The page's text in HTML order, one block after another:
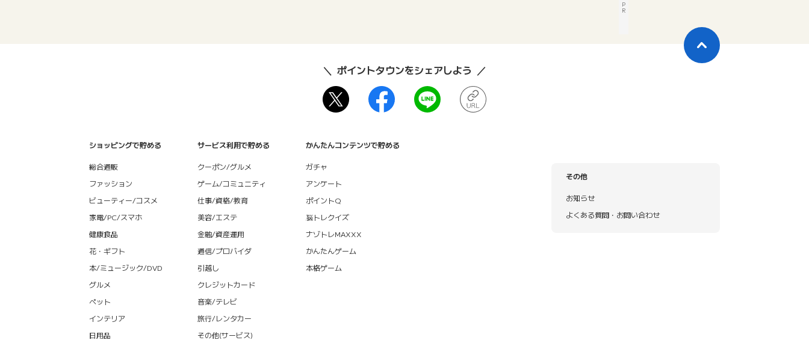
P
R
ポイントタウンをシェアしよう
ショッピングで貯める
総合通販
ファッション
ビューティー/コスメ
家電/PC/スマホ
健康食品
花・ギフト
本/ミュージック/DVD
グルメ
ペット
インテリア
日用品
サービス利用で貯める
クーポン/グルメ
ゲーム/コミュニティ
仕事/資格/教育
美容/エステ
金融/資産運用
通信/プロバイダ
引越し
クレジットカード
音楽/テレビ
旅行/レンタカー
その他(サービス)
かんたんコンテンツで貯める
ガチャ
アンケート
ポイントQ
脳トレクイズ
ナゾトレMAXXX
かんたんゲーム
本格ゲーム
その他
お知らせ
よくある質問・お問い合わせ